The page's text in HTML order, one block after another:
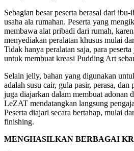
Sebagian besar peserta berasal dari
usaha ala rumahan. Peserta yang
membawa alat pribadi dari rumah,
menyediakan peralatan khusus mulai
Tidak hanya peralatan saja, para
untuk membuat kreasi Pudding Art
Selain jelly, bahan yang digunakan
adalah susu cair, gula pasir, perasa, dan
juga diajarkan dalam membuat adonan
LeZAT mendatangkan langsung
Peserta diajari secara bertahap, mulai
finishing.
MENGHASILKAN BERBAGAI